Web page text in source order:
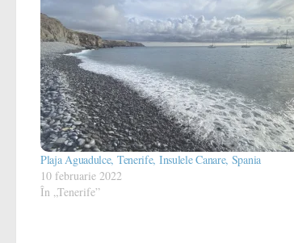
Plaja Aguadulce, Tenerife, Insulele Canare, Spania
10 februarie 2022
În „Tenerife”